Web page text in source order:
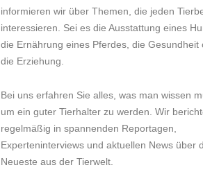
informieren wir über Themen, die jeden
interessieren. Sei es die Ausstattung eines
die Ernährung eines Pferdes, die Gesundheit
die Erziehung.
Bei uns erfahren Sie alles, was man wissen
um ein guter Tierhalter zu werden. Wir
regelmäßig in spannenden Reportagen,
Experteninterviews und aktuellen News über
Neueste aus der Tierwelt.